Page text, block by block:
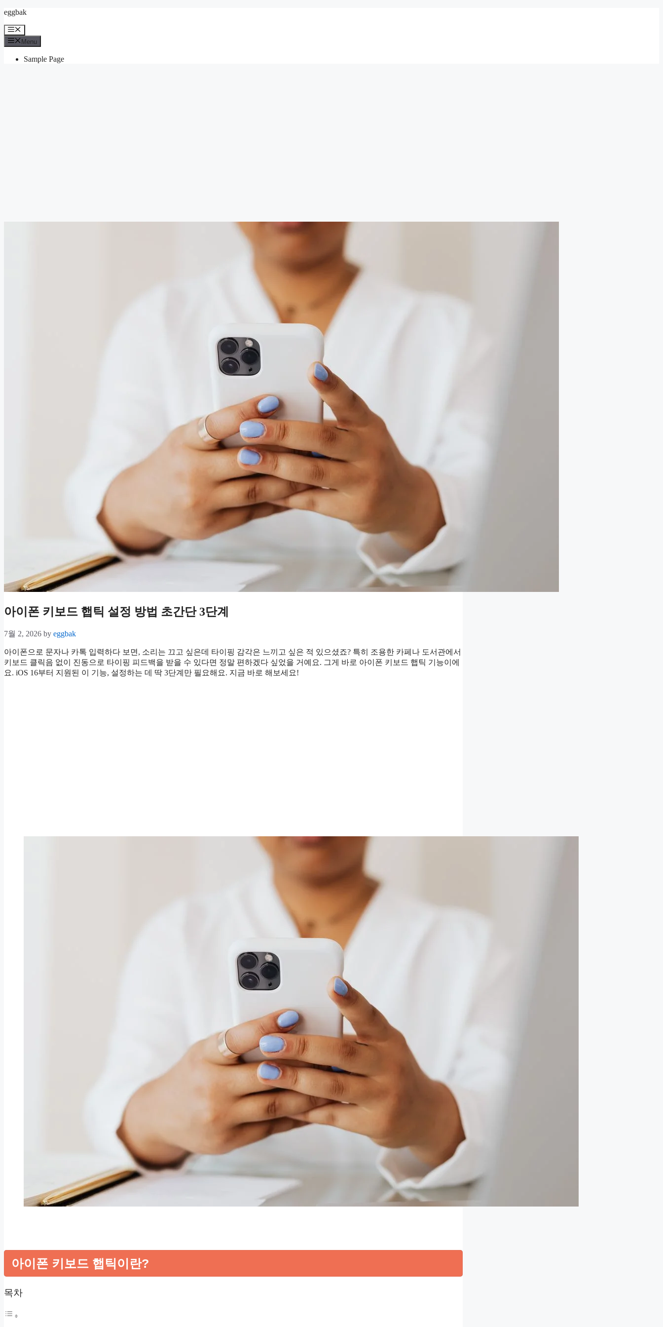
Skip
content
eggbak
Menu
Menu
Sample Page
아이폰 키보드 햅틱 설정 방법 초간단 3단계
7월 2, 2026 by eggbak
아이폰으로 문자나 카톡 입력하다 보면, 소리는 끄고 싶은데 타이핑 감각은 느끼고 싶은 적 있으셨죠? 특히 조용한 카페나 도서관에서
키보드 클릭음 없이 진동으로 타이핑 피드백을 받을 수 있다면 정말 편하겠다 싶었을 거예요. 그게 바로 아이폰 키보드 햅틱 기능이에
요. iOS 16부터 지원된 이 기능, 설정하는 데 딱 3단계만 필요해요. 지금 바로 해보세요!
아이폰 키보드 햅틱이란?
목차